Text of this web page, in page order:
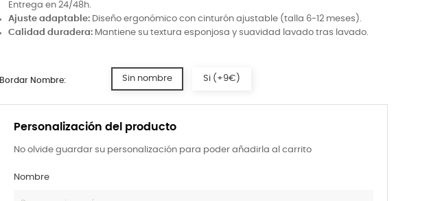
Entrega en 24/48h.
Ajuste adaptable: Diseño ergonómico con cinturón ajustable (talla 6-12 meses).
Calidad duradera: Mantiene su textura esponjosa y suavidad lavado tras lavado.
Personalización del producto
No olvide guardar su personalización para poder añadirla al carrito
Nombre
Bordar Nombre: Sin nombre Si (+9€)